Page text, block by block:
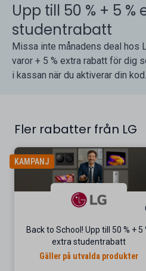
Upp till 50 % + 5 %
studentrabatt
Missa inte månadens deal hos
varor + 5 % extra rabatt för dig
i kassan när du aktiverar din kod.
Fler rabatter från LG
KAMPANJ
Back to School! Upp till 50 % + 5
extra studentrabatt
Gäller på utvalda produkter